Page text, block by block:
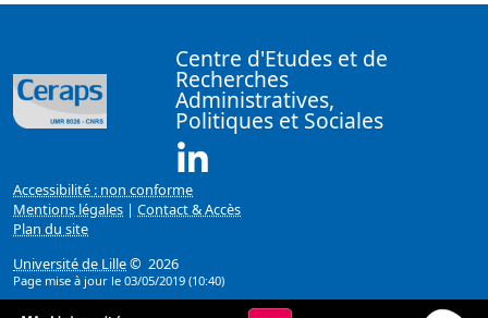
Centre d'Etudes et de
Recherches
Administratives,
Politiques et Sociales
Accessibilité : non conforme
Mentions légales | Contact & Accès
Plan du site
Université de Lille© 2026
Page mise à jour le 03/05/2019 (10:40)